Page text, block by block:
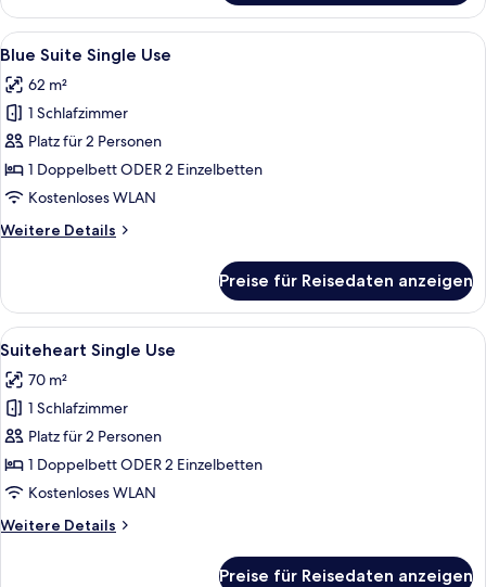
Single
Use
Alle
Fotos
für
Blue
Suite
Single
Use
Ein Schlafzimmer mit einem großen
8
Blue Suite Single Use
62 m²
1 Schlafzimmer
Platz für 2 Personen
1 Doppelbett ODER 2 Einzelbetten
Kostenloses WLAN
Weitere Details
Weitere
Suite
Single
Use
Preise für Reisedaten anzeigen
Alle
Fotos
für
Suiteheart
Single
Use
anzeigen
Daunenbettdecken, Minibar,
9
Suiteheart Single Use
70 m²
1 Schlafzimmer
Platz für 2 Personen
1 Doppelbett ODER 2 Einzelbetten
Kostenloses WLAN
Weitere Details
Weitere
Preise für Reisedaten anzeigen